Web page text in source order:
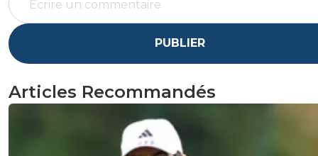
PUBLIER
Articles Recommandés